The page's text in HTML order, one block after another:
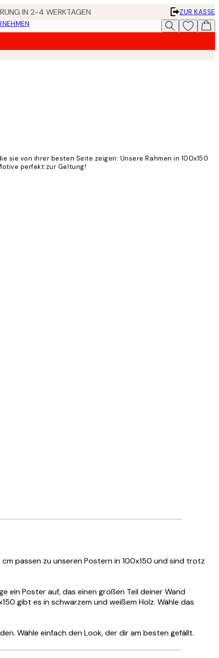
IN 2-4 WERKTAGEN
ZUR KASSE
sie von ihrer besten Seite zeigen: Unsere Rahmen in 100x150
perfekt zur Geltung!
passen zu unseren Postern in 100x150 und sind trotz
ein Poster auf, das einen großen Teil deiner Wand
gibt es in schwarzem und weißem Holz. Wähle das
Wähle einfach den Look, der dir am besten gefällt.